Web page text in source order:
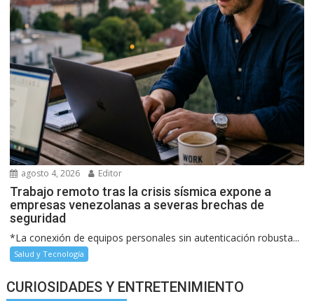
agosto 4, 2026 Editor
Trabajo remoto tras la crisis sísmica expone a
empresas venezolanas a severas brechas de
seguridad
*La conexión de equipos personales sin autenticación robusta...
Salud y Tecnología
CURIOSIDADES Y ENTRETENIMIENTO